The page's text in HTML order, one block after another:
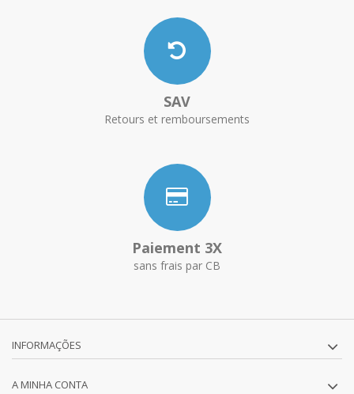
SAV
Retours et remboursements
Paiement 3X
sans frais par CB
INFORMAÇÕES
A MINHA CONTA